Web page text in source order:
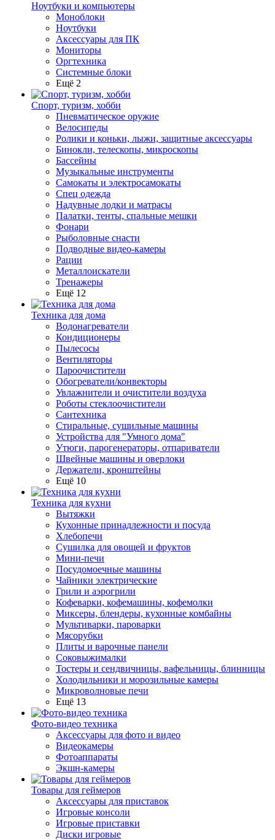
Ноутбуки и компьютеры
Моноблоки
Ноутбуки
Аксессуары для ПК
Мониторы
Оргтехника
Системные блоки
Ещё 2
Спорт, туризм, хобби
Пневматическое оружие
Велосипеды
Ролики и коньки, лыжи, защитные аксессуары
Бинокли, телескопы, микроскопы
Бассейны
Музыкальные инструменты
Самокаты и электросамокаты
Спец одежда
Надувные лодки и матрасы
Палатки, тенты, спальные мешки
Фонари
Рыболовные снасти
Подводные видео-камеры
Рации
Металлоискатели
Тренажеры
Ещё 12
Техника для дома
Водонагреватели
Кондиционеры
Пылесосы
Вентиляторы
Пароочистители
Обогреватели/конвекторы
Увлажнители и очистители воздуха
Роботы стеклоочистители
Сантехника
Стиральные, сушильные машины
Устройства для "Умного дома"
Утюги, парогенераторы, отпариватели
Швейные машины и оверлоки
Держатели, кронштейны
Ещё 10
Техника для кухни
Вытяжки
Кухонные принадлежности и посуда
Хлебопечи
Сушилка для овощей и фруктов
Мини-печи
Посудомоечные машины
Чайники электрические
Грили и аэрогрили
Кофеварки, кофемашины, кофемолки
Миксеры, блендеры, кухонные комбайны
Мультиварки, пароварки
Мясорубки
Плиты и варочные панели
Соковыжималки
Тостеры и сендвичницы, вафельницы, блинницы
Холодильники и морозильные камеры
Микроволновые печи
Ещё 13
Фото-видео техника
Аксессуары для фото и видео
Видеокамеры
Фотоаппараты
Экшн-камеры
Товары для геймеров
Аксессуары для приставок
Игровые консоли
Игровые приставки
Диски игровые